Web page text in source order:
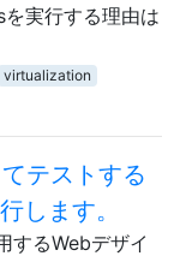
実行する理由は
virtualization
テストする
します。
するWebデザイ